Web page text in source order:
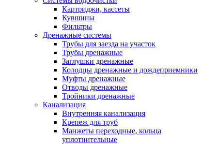
Картриджи, кассеты
Кувшины
Фильтры
Дренажные системы
Трубы для заезда на участок
Трубы дренажные
Заглушки дренажные
Колодцы дренажные и дождеприемники
Муфты дренажные
Отводы дренажные
Тройники дренажные
Канализация
Внутренняя канализация
Крепеж для труб
Манжеты переходные, кольца
уплотнительные